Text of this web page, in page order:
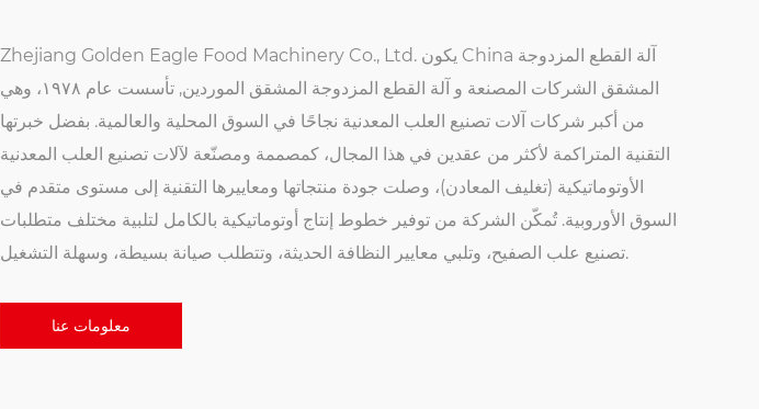
China آلة القطع المزدوجة
المشقق الشركات المصنعة و آلة القطع المزدوجة المشقق الموردين
, تأسست عام ١٩٧٨، وهي
من أكبر شركات آلات تصنيع العلب المعدنية نجاحًا في السوق المحلية والعالمية. بفضل خبرتها
التقنية المتراكمة لأكثر من عقدين في هذا المجال، كمصممة ومصنّعة لآلات تصنيع العلب المعدنية
الأوتوماتيكية (تغليف المعادن)، وصلت جودة منتجاتها ومعاييرها التقنية إلى مستوى متقدم في
السوق الأوروبية. تُمكّن الشركة من توفير خطوط إنتاج أوتوماتيكية بالكامل لتلبية مختلف متطلبات
تصنيع علب الصفيح، وتلبي معايير النظافة الحديثة، وتتطلب صيانة بسيطة، وسهلة التشغيل.
معلومات عنا